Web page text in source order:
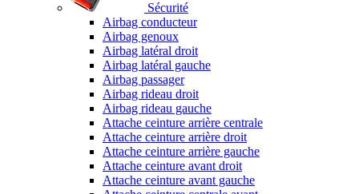
Sécurité
Airbag conducteur
Airbag genoux
Airbag latéral droit
Airbag latéral gauche
Airbag passager
Airbag rideau droit
Airbag rideau gauche
Attache ceinture arrière centrale
Attache ceinture arrière droit
Attache ceinture arrière gauche
Attache ceinture avant droit
Attache ceinture avant gauche